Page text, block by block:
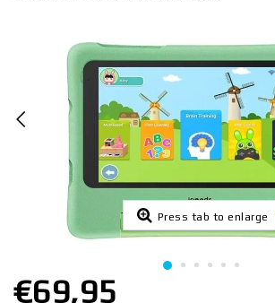
Press tab to enlarge
€69,95